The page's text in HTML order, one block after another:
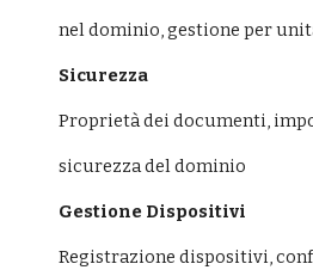
nel dominio, gestione per
Sicurezza
Proprietà dei documenti,
sicurezza del dominio
Gestione Dispositivi
Registrazione dispositivi,